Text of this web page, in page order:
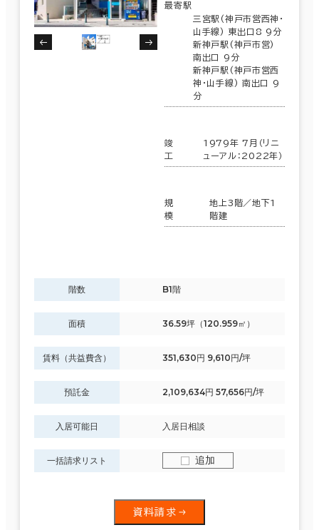
最寄駅
三宮駅(神戸市営西神・
山手線) 東出口8 9分
新神戸駅(神戸市営)
南出口 9分
新神戸駅(神戸市営西
神・山手線) 南出口 9
分
竣
工
1979年 7月（リニ
ューアル：2022年）
規
模
地上3階／地下1
階建
階数 B1階
面積 36.59坪（120.959㎡）
賃料（共益費含） 351,630円 9,610円/坪
預託金 2,109,634円 57,656円/坪
入居可能日 入居日相談
一括請求リスト 追加
資料請求